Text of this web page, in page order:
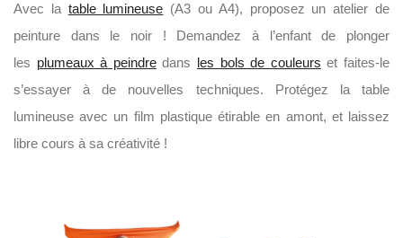
Avec la table lumineuse (A3 ou A4), proposez un atelier de
peinture dans le noir ! Demandez à l’enfant de plonger
les plumeaux à peindredans les bols de couleurs et faites-le
s’essayer à de nouvelles techniques. Protégez la table
lumineuse avec un film plastique étirable en amont, et laissez
libre cours à sa créativité !